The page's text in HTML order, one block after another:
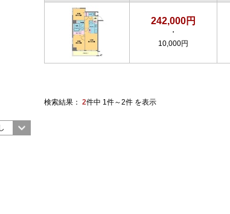
242,000円
・
10,000円
検索結果： 2件中 1件～2件 を表示